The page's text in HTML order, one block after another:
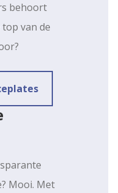
behoort
van de
Mooi. Met